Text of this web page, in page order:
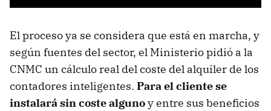
El proceso ya se considera que está en marcha, y
según fuentes del sector, el Ministerio pidió a la
CNMC un cálculo real del coste del alquiler de los
contadores inteligentes. Para el cliente se
instalará sin coste algunoy entre sus beneficios